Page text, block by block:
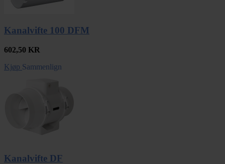
Kanalvifte 100 DFM
602,50 KR
Kjøp Sammenlign
Kanalvifte DF